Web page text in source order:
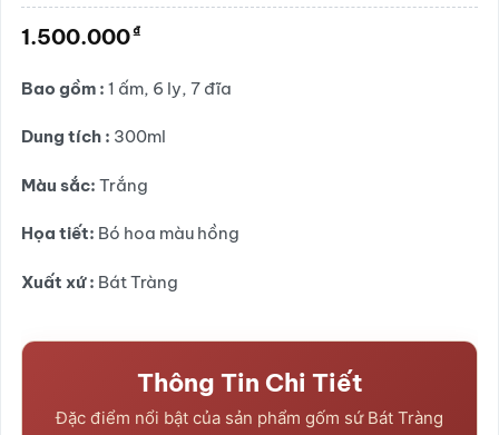
hạng
sao
1.500.000₫
Bao gồm : 1 ấm, 6 ly, 7 đĩa
Dung tích : 300ml
Màu sắc: Trắng
Họa tiết: Bó hoa màu hồng
Xuất xứ : Bát Tràng
Thông Tin Chi Tiết
Đặc điểm nổi bật của sản phẩm gốm sứ Bát Tràng